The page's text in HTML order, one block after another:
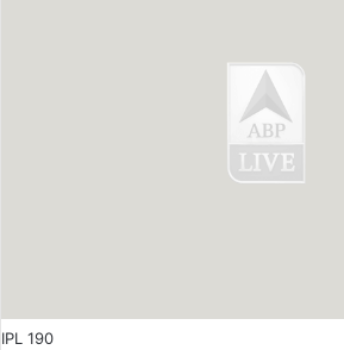
IPL 190